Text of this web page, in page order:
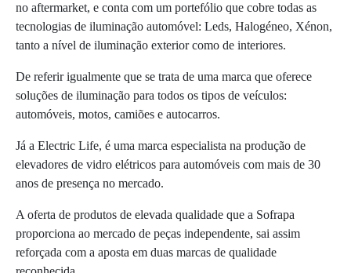
no aftermarket, e conta com um portefólio que cobre todas as
tecnologias de iluminação automóvel: Leds, Halogéneo, Xénon,
tanto a nível de iluminação exterior como de interiores.
De referir igualmente que se trata de uma marca que oferece
soluções de iluminação para todos os tipos de veículos:
automóveis, motos, camiões e autocarros.
Já a Electric Life, é uma marca especialista na produção de
elevadores de vidro elétricos para automóveis com mais de 30
anos de presença no mercado.
A oferta de produtos de elevada qualidade que a Sofrapa
proporciona ao mercado de peças independente, sai assim
reforçada com a aposta em duas marcas de qualidade